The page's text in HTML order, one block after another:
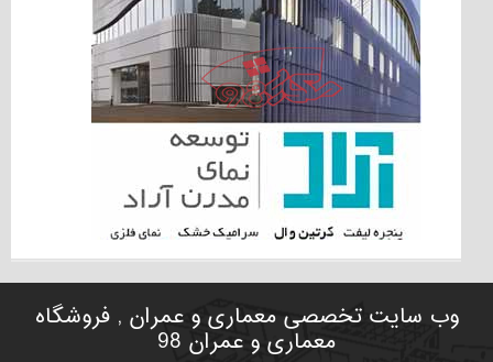
وب سایت تخصصی معماری و عمران , فروشگاه
معماری و عمران 98